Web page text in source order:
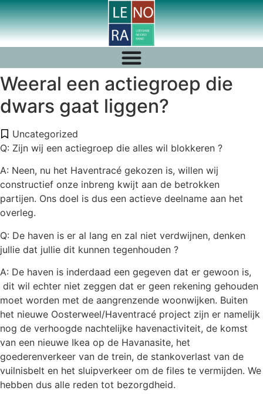
Weeral een actiegroep die
dwars gaat liggen?
Uncategorized
Q: Zijn wij een actiegroep die alles wil blokkeren ?
A: Neen, nu het Haventracé gekozen is, willen wij
constructief onze inbreng kwijt aan de betrokken
partijen. Ons doel is dus een actieve deelname aan het
overleg.
Q: De haven is er al lang en zal niet verdwijnen, denken
jullie dat jullie dit kunnen tegenhouden ?
A: De haven is inderdaad een gegeven dat er gewoon is,
dit wil echter niet zeggen dat er geen rekening gehouden
moet worden met de aangrenzende woonwijken. Buiten
het nieuwe Oosterweel/Haventracé project zijn er namelijk
nog de verhoogde nachtelijke havenactiviteit, de komst
van een nieuwe Ikea op de Havanasite, het
goederenverkeer van de trein, de stankoverlast van de
vuilnisbelt en het sluipverkeer om de files te vermijden. We
hebben dus alle reden tot bezorgdheid.